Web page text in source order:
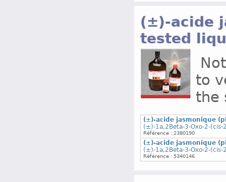
(±)-acide
tested
to
the
(±)-acide jasmonique
(±)-1a,2Beta-3-Oxo-2-
Référence : 2380190
(±)-acide jasmonique
(±)-1a,2Beta-3-Oxo-2-
Référence : 5340146